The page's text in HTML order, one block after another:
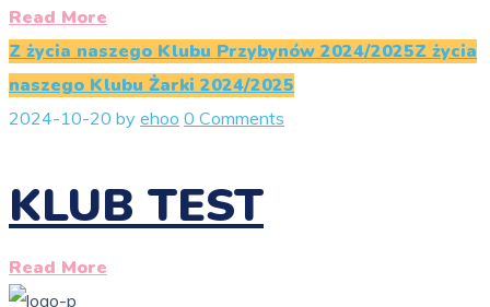
Read More
Z życia naszego Klubu Przybynów 2024/2025Z życia
naszego Klubu Żarki 2024/2025
2024-10-20 by ehoo 0 Comments
KLUB TEST
Read More